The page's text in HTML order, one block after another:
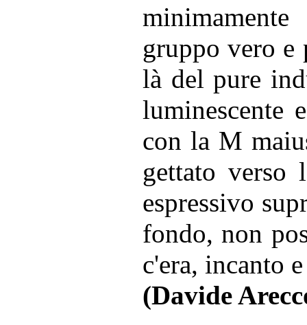
gruppo vero
là del pure
luminescente
con la M
gettato verso
espressivo
fondo, non
c'era, incanto
(Davide